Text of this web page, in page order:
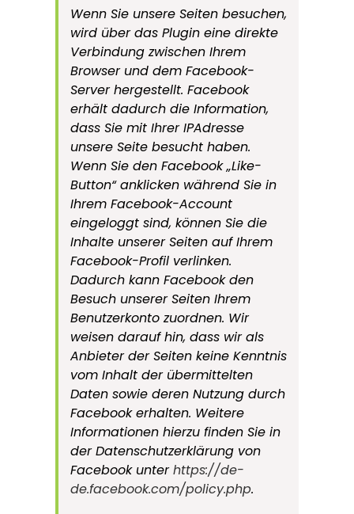
Wenn Sie unsere Seiten besuchen,
wird über das Plugin eine direkte
Verbindung zwischen Ihrem
Browser und dem Facebook-
Server hergestellt. Facebook
erhält dadurch die Information,
dass Sie mit Ihrer IPAdresse
unsere Seite besucht haben.
Wenn Sie den Facebook „Like-
Button“ anklicken während Sie in
Ihrem Facebook-Account
eingeloggt sind, können Sie die
Inhalte unserer Seiten auf Ihrem
Facebook-Profil verlinken.
Dadurch kann Facebook den
Besuch unserer Seiten Ihrem
Benutzerkonto zuordnen. Wir
weisen darauf hin, dass wir als
Anbieter der Seiten keine Kenntnis
vom Inhalt der übermittelten
Daten sowie deren Nutzung durch
Facebook erhalten. Weitere
Informationen hierzu finden Sie in
der Datenschutzerklärung von
Facebook unterhttps://de-
de.facebook.com/policy.php.